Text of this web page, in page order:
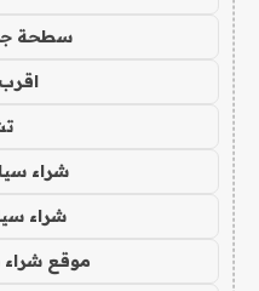
سطحة
شراء
شراء
موقع شراء